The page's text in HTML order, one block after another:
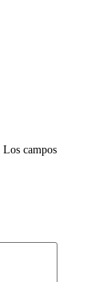
Los campos